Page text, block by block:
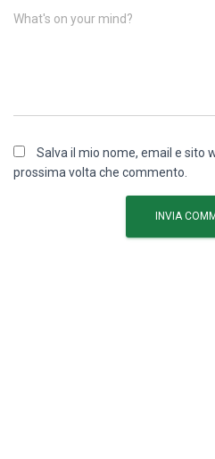
What's on your mind?
Salva il mio nome, email e sito
prossima volta che commento.